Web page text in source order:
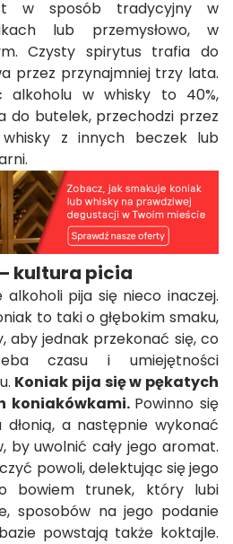
w sposób tradycyjny w
lub przemysłowo, w
Czysty spirytus trafia do
przez przynajmniej trzy lata.
alkoholu w whisky to 40%,
do butelek, przechodzi przez
z innych beczek lub
kultura picia
pija się nieco inaczej.
to taki o głębokim smaku,
aby jednak przekonać się, co
czasu i umiejętności
Koniak pija się w pękatych
koniakówkami. Powinno się
a następnie wykonać
by uwolnić cały jego aromat.
powoli, delektując się jego
bowiem trunek, który lubi
sposobów na jego podanie
powstają także koktajle.